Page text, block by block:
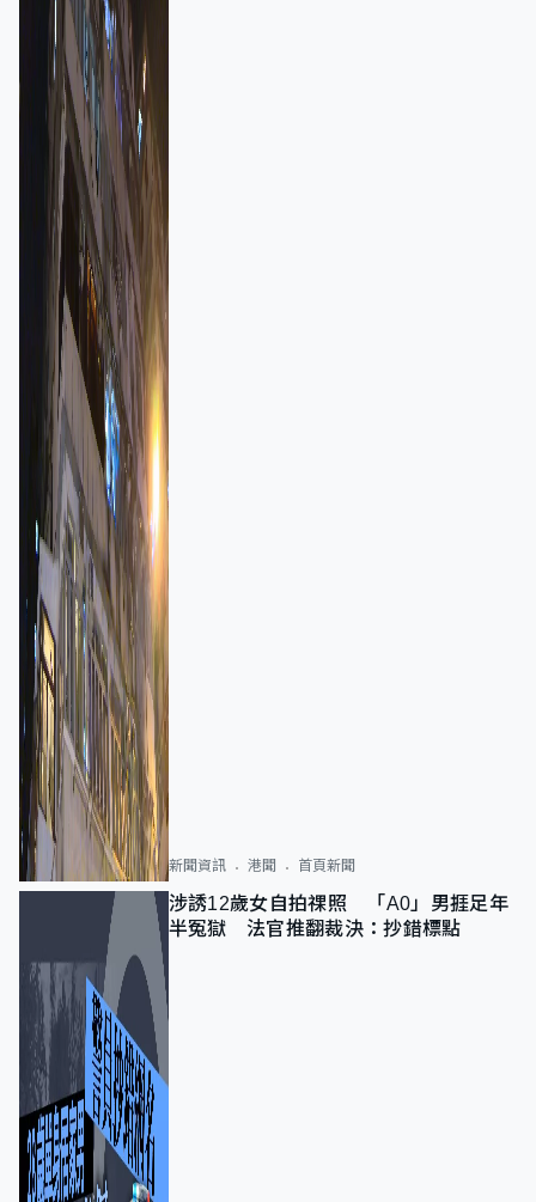
新聞資訊 港聞 首頁新聞
涉誘12歲女自拍祼照 「A0」男捱足年
半冤獄 法官推翻裁決：抄錯標點